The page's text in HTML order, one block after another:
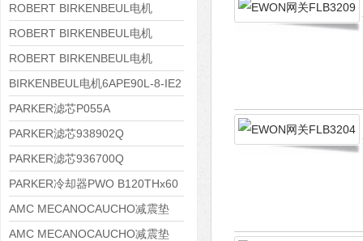
8APE112M-6K-IE3
ROBERT BIRKENBEUL电机
8APE100L-2 IE3
ROBERT BIRKENBEUL电机
8APE90S-4 IE3
ROBERT BIRKENBEUL电机
8APE80M-2K-IE3
BIRKENBEUL电机6APE90L-8-IE2
PARKER滤芯P055A
PARKER滤芯938902Q
PARKER滤芯936700Q
PARKER冷却器PWO B120THx60
AMC MECANOCAUCHO减震垫
138552
AMC MECANOCAUCHO减震垫